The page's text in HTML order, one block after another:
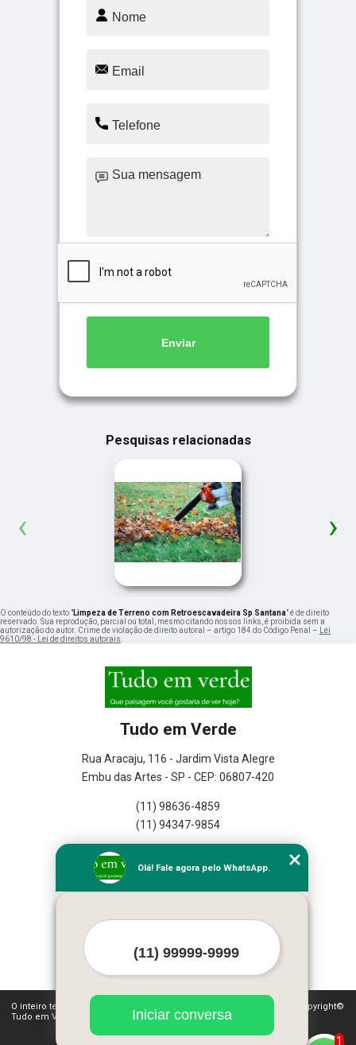
Enviar
Pesquisas relacionadas
‹ ›
O conteúdo do texto "Limpeza de Terreno com Retroescavadeira Sp Santana" é de direito
reservado. Sua reprodução, parcial ou total, mesmo citando nossos links, é proibida sem a
autorização do autor. Crime de violação de direito autoral – artigo 184 do Código Penal –
Lei
9610/98 - Lei de direitos autorais
Tudo em Verde
Rua Aracaju, 116 - Jardim Vista Alegre
Embu das Artes - SP - CEP: 06807-420
(11) 98636-4859
(11) 94347-9854
Empresa
Missão
Mapa do site
Mais Serviços
O inteiro teor deste site está sujeito à proteção de direitos autorais. Copyright©
Tudo em Verde (Lei 9610 de 19/02/1998)
1
Olá! Fale agora pelo WhatsApp.
Iniciar conversa